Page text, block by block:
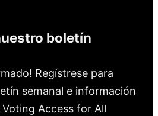
boletín
Regístrese para
semanal e información
Access for All